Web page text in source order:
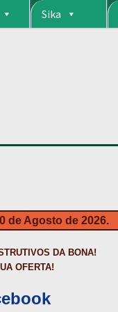
Sika
DE TANQUES E
TINTASTRATAMENTO
de Agosto de 2026.
DA BONA!
OFERTA!